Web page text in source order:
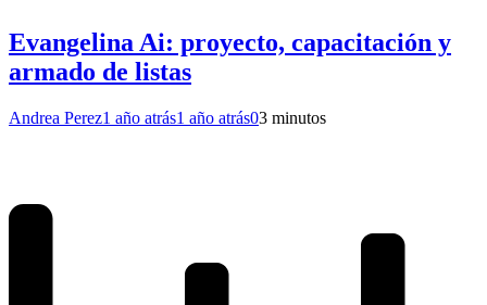
Evangelina Ai: proyecto, capacitación y
armado de listas
Andrea Perez1 año atrás1 año atrás03 minutos